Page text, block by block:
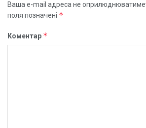
Ваша e-mail адреса не
поля позначені *
Коментар *